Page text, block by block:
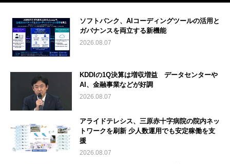
ソフトバンク、AIコーディングツールの活用と
ガバナンスを両立する新機能
2026.08.07
KDDIの1Q決算は増収増益 データセンターや
AI、金融事業などが好調
2026.08.07
アライドテレシス、三原赤十字病院の院内ネッ
トワークを刷新 少人数運用でも安定稼働を支
援
2026.08.07